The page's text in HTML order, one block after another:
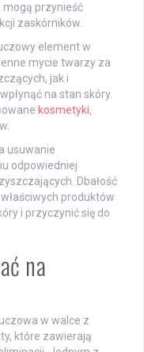
przynieść
zaskórników.
element w
mycie twarzy za
jak i
na stan skóry.
kosmetyki,
usuwanie
odpowiedniej
Dbałość
produktów
i przyczynić się do
na
w walce z
które zawierają